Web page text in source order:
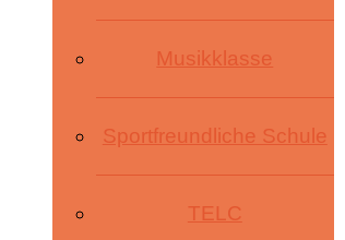
Musikklasse
Sportfreundliche Schule
TELC